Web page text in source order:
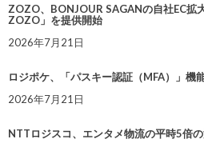
ZOZO、BONJOUR SAGANの自社EC
ZOZO」を提供開始
2026年7月21日
ロジポケ、「パスキー認証（MFA）」機
2026年7月21日
NTTロジスコ、エンタメ物流の平時5倍